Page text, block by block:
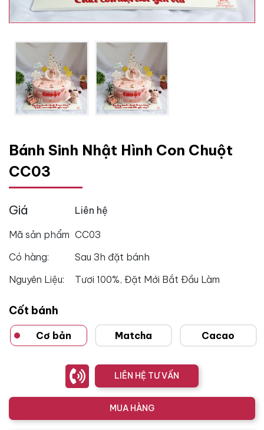
Bánh Sinh Nhật Hình Con Chuột
CC03
Giá Liên hệ
Mã sản phẩm CC03
Có hàng:
Sau 3h đặt bánh
Nguyên Liệu:
Tươi 100%, Đặt Mới Bắt Đầu Làm
Cốt bánh
Cơ bản Matcha Cacao
LIÊN HỆ TƯ VẤN
MUA HÀNG